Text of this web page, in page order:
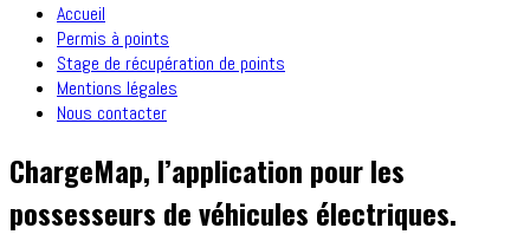
Accueil
Permis à points
Stage de récupération de points
Mentions légales
Nous contacter
ChargeMap, l’application pour les
possesseurs de véhicules électriques.